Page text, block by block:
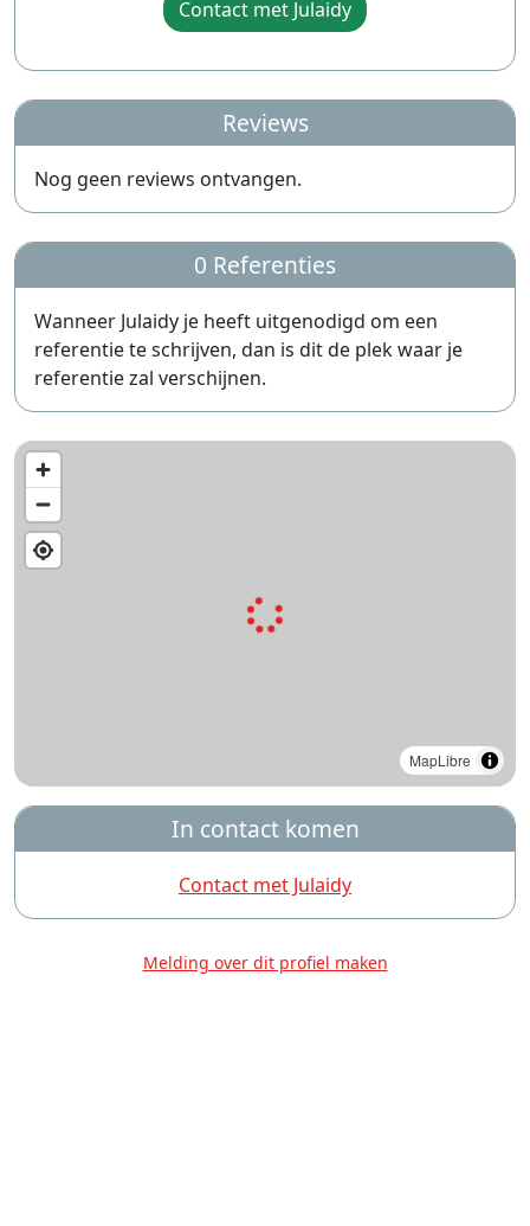
Contact met Julaidy
Reviews
Nog geen reviews ontvangen.
0 Referenties
Wanneer Julaidy je heeft uitgenodigd om een
referentie te schrijven, dan is dit de plek waar je
referentie zal verschijnen.
MapLibre
In contact komen
Contact met Julaidy
Melding over dit profiel maken